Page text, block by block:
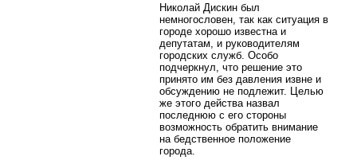
Николай Дискин был
немногословен, так как ситуация в
городе хорошо известна и
депутатам, и руководителям
городских служб. Особо
подчеркнул, что решение это
принято им без давления извне и
обсуждению не подлежит. Целью
же этого действа назвал
последнюю с его стороны
возможность обратить внимание
на бедственное положение
города.